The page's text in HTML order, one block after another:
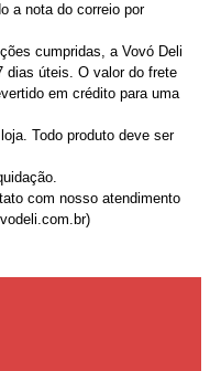
a nota do correio por
cumpridas, a Vovó Deli
dias úteis. O valor do frete
em crédito para uma
Todo produto deve ser
com nosso atendimento